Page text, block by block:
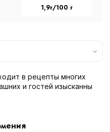
1,9г/100 г
в рецепты многих
и гостей изысканны